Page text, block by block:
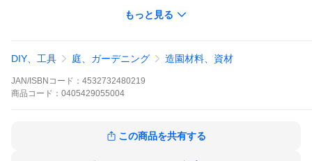
材質： 鉄
仕様： 亜鉛メッキ加工
使用について
・建物廻りで使用する場合は埋設管等に打ち込まないようご注
もっと見る
DIY、工具 庭、ガーデニング 造園材料、資材
JAN/ISBNコード： 4532732480219
商品 コード： 0405429055004
この商品を共有する